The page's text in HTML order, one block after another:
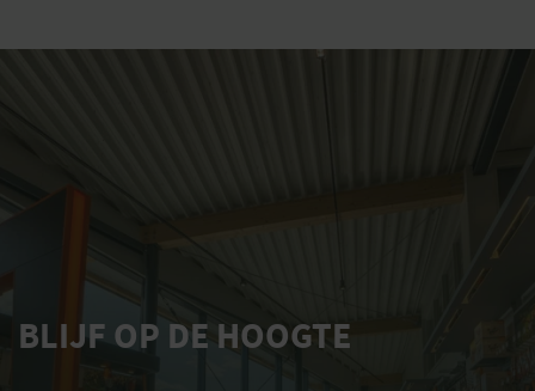
BLIJF OP DE HOOGTE